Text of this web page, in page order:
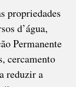
propriedades
d’água,
Permanente
cercamento
reduzir a